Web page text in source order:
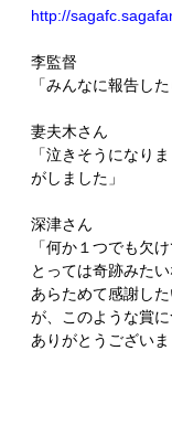
http://
李監督
「みんなに報告し
妻夫木さん
「泣きそうになり
がしました」
深津さん
「何か１つでも欠
とっては奇跡みた
あらためて感謝し
が、このような賞
ありがとうございま